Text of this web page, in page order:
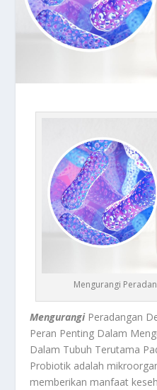
Mengurangi
MengurangiPeradangan
Peran Penting Dalam
Dalam Tubuh Terutama
Probiotik adalah
memberikan manfaat